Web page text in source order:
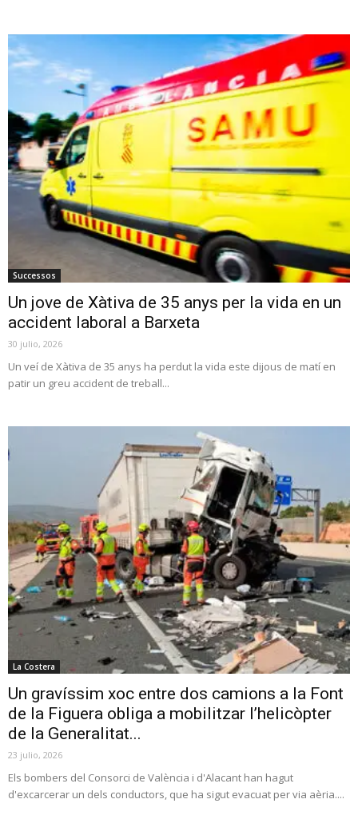
Successos
Un jove de Xàtiva de 35 anys per la vida en un
accident laboral a Barxeta
30 julio, 2026
Un veí de Xàtiva de 35 anys ha perdut la vida este dijous de matí en
patir un greu accident de treball...
La Costera
Un gravíssim xoc entre dos camions a la Font
de la Figuera obliga a mobilitzar l’helicòpter
de la Generalitat...
23 julio, 2026
Els bombers del Consorci de València i d'Alacant han hagut
d'excarcerar un dels conductors, que ha sigut evacuat per via aèria....